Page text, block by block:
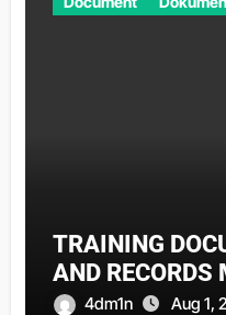
TRAINING
AND
4dm1n Aug 1,